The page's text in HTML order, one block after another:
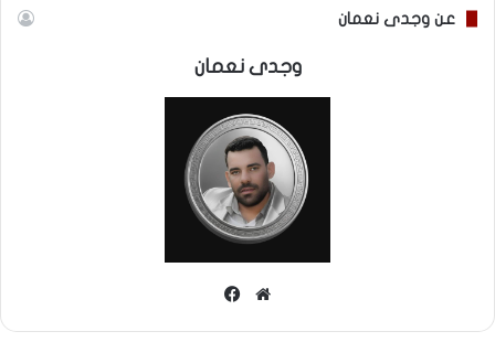
عن وجدى نعمان
وجدى نعمان
موقع